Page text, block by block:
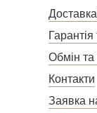
Гарантія
Обмін
Контакти
Заявка